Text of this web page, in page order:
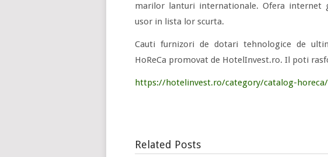
marilor lanturi internationale. Ofera
usor in lista lor scurta.
Cauti furnizori de dotari tehnologice de
HoReCa promovat de HotelInvest.ro. Il poti
https://hotelinvest.ro/category/catalog-horeca/
Related Posts